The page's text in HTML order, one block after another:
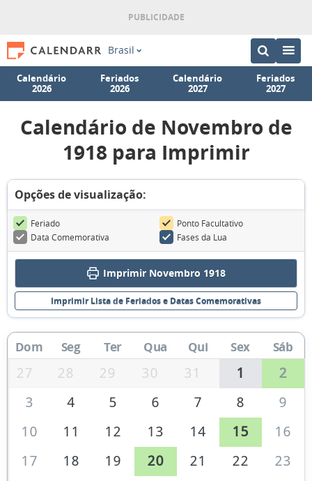
Brasil
Calendário
2026
Feriados
2026
Calendário
2027
Feriados
2027
Calendário de Novembro de
1918 para Imprimir
Opções de visualização:
Feriado
Ponto Facultativo
Data Comemorativa
Fases da Lua
Imprimir Novembro 1918
Imprimir Lista de Feriados e Datas Comemorativas
Dom Seg Ter Qua Qui Sex Sáb
27 28 29 30 31 1
2
3
4 5 6 7 8
9
10
11 12 13 14 15
16
17
18 19 20 21 22
23